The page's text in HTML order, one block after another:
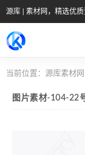
源库 | 素材网，精选优质
当前位置： 源库素材网
图片素材-104-22